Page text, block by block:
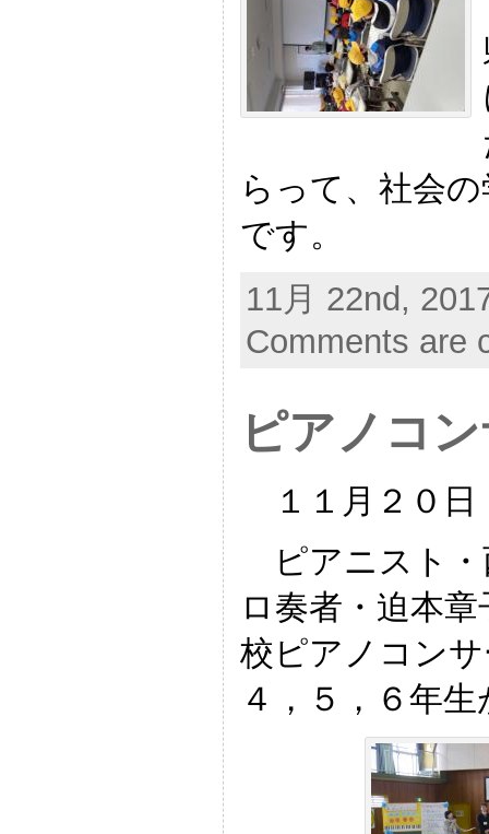
らって、社会
です。
11月 22nd,
Comments are
ピアノコ
１１月２０
ピアニスト・
ロ奏者・迫本
校ピアノコン
４，５，６年